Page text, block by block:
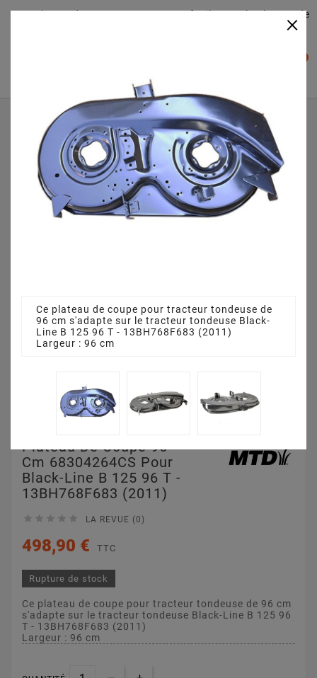
Plateaudecoupe.com : Trouver facilement le plateau de
Accueil
Plateau de coupe
Plateau de coupe 96 cm 68304264CS pour Black-Line B
125 96 T - 13BH768F683 (2011)
Plateau De Coupe 96
Cm 68304264CS Pour
Black-Line B 125 96 T -
13BH768F683 (2011)
     LA REVUE (0)
498,90 € TTC
Rupture de stock
Ce plateau de coupe pour tracteur tondeuse de 96 cm
s'adapte sur le tracteur tondeuse Black-Line B 125 96
T - 13BH768F683 (2011)
Largeur : 96 cm
×
Ce plateau de coupe pour tracteur tondeuse de
96 cm s'adapte sur le tracteur tondeuse Black-
Line B 125 96 T - 13BH768F683 (2011)
Largeur : 96 cm